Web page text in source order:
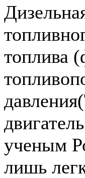
топлива
ученым
лишь